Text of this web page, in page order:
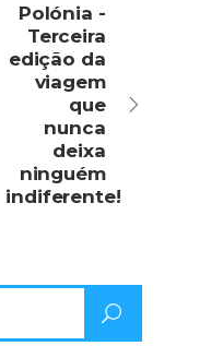
Polónia -
Terceira
edição da
viagem
que
nunca
deixa
ninguém
indiferente!